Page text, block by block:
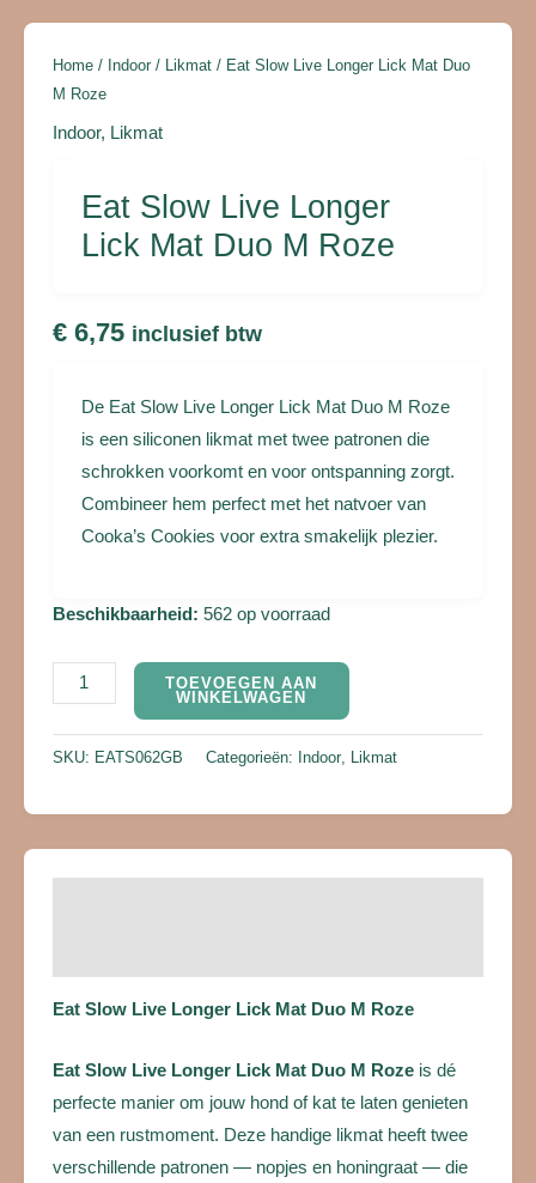
Home / Indoor / Likmat / Eat Slow Live Longer Lick Mat Duo
M Roze
Indoor, Likmat
Eat Slow Live Longer
Lick Mat Duo M Roze
€ 6,75 inclusief btw
De Eat Slow Live Longer Lick Mat Duo M Roze
is een siliconen likmat met twee patronen die
schrokken voorkomt en voor ontspanning zorgt.
Combineer hem perfect met het natvoer van
Cooka’s Cookies voor extra smakelijk plezier.
Beschikbaarheid: 562 op voorraad
Roze
aantal
TOEVOEGEN AAN
WINKELWAGEN
SKU: EATS062GB Categorieën: Indoor, Likmat
Eat Slow Live Longer Lick Mat Duo M Roze
Eat Slow Live Longer Lick Mat Duo M Roze is dé
perfecte manier om jouw hond of kat te laten genieten
van een rustmoment. Deze handige likmat heeft twee
verschillende patronen — nopjes en honingraat — die